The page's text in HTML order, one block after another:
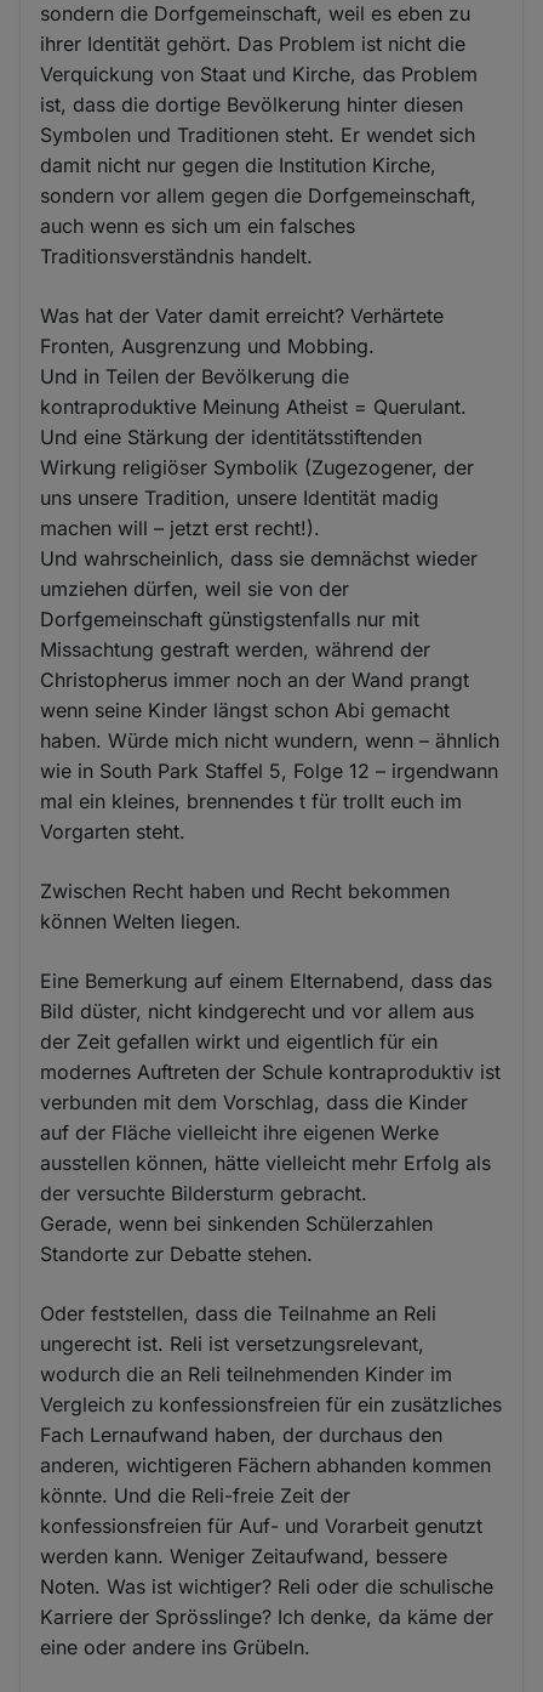
sondern die Dorfgemeinschaft, weil es eben zu
ihrer Identität gehört. Das Problem ist nicht die
Verquickung von Staat und Kirche, das Problem
ist, dass die dortige Bevölkerung hinter diesen
Symbolen und Traditionen steht. Er wendet sich
damit nicht nur gegen die Institution Kirche,
sondern vor allem gegen die Dorfgemeinschaft,
auch wenn es sich um ein falsches
Traditionsverständnis handelt.
Was hat der Vater damit erreicht? Verhärtete
Fronten, Ausgrenzung und Mobbing.
Und in Teilen der Bevölkerung die
kontraproduktive Meinung Atheist = Querulant.
Und eine Stärkung der identitätsstiftenden
Wirkung religiöser Symbolik (Zugezogener, der
uns unsere Tradition, unsere Identität madig
machen will – jetzt erst recht!).
Und wahrscheinlich, dass sie demnächst wieder
umziehen dürfen, weil sie von der
Dorfgemeinschaft günstigstenfalls nur mit
Missachtung gestraft werden, während der
Christopherus immer noch an der Wand prangt
wenn seine Kinder längst schon Abi gemacht
haben. Würde mich nicht wundern, wenn – ähnlich
wie in South Park Staffel 5, Folge 12 – irgendwann
mal ein kleines, brennendes t für trollt euch im
Vorgarten steht.
Zwischen Recht haben und Recht bekommen
können Welten liegen.
Eine Bemerkung auf einem Elternabend, dass das
Bild düster, nicht kindgerecht und vor allem aus
der Zeit gefallen wirkt und eigentlich für ein
modernes Auftreten der Schule kontraproduktiv ist
verbunden mit dem Vorschlag, dass die Kinder
auf der Fläche vielleicht ihre eigenen Werke
ausstellen können, hätte vielleicht mehr Erfolg als
der versuchte Bildersturm gebracht.
Gerade, wenn bei sinkenden Schülerzahlen
Standorte zur Debatte stehen.
Oder feststellen, dass die Teilnahme an Reli
ungerecht ist. Reli ist versetzungsrelevant,
wodurch die an Reli teilnehmenden Kinder im
Vergleich zu konfessionsfreien für ein zusätzliches
Fach Lernaufwand haben, der durchaus den
anderen, wichtigeren Fächern abhanden kommen
könnte. Und die Reli-freie Zeit der
konfessionsfreien für Auf- und Vorarbeit genutzt
werden kann. Weniger Zeitaufwand, bessere
Noten. Was ist wichtiger? Reli oder die schulische
Karriere der Sprösslinge? Ich denke, da käme der
eine oder andere ins Grübeln.